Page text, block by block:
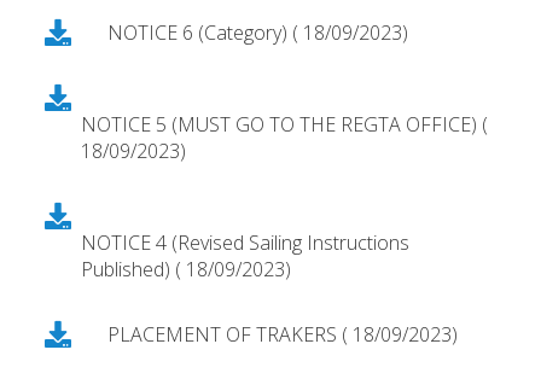
NOTICE 6 (Category) ( 18/09/2023)
NOTICE 5 (MUST GO TO THE REGTA OFFICE) (
18/09/2023)
NOTICE 4 (Revised Sailing Instructions
Published) ( 18/09/2023)
PLACEMENT OF TRAKERS ( 18/09/2023)